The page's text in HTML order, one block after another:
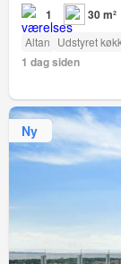
1 30 m²
Altan Udstyret
1 dag siden
Ny